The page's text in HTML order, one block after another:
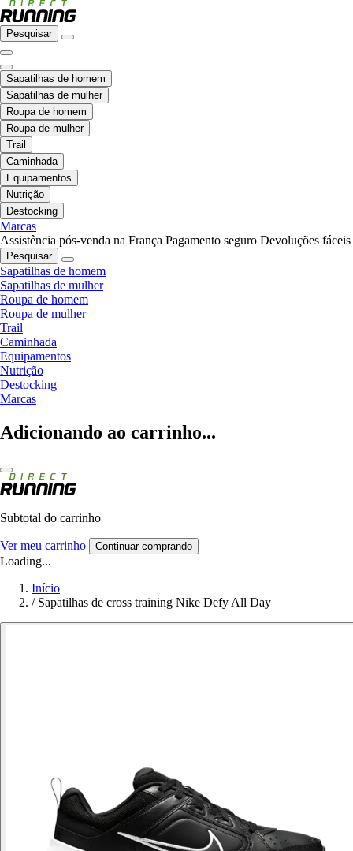
Pesquisar
Sapatilhas de homem
Sapatilhas de mulher
Roupa de homem
Roupa de mulher
Trail
Caminhada
Equipamentos
Nutrição
Destocking
Marcas
Assistência pós-venda na França Pagamento seguro Devoluções fáceis
Pesquisar
Sapatilhas de homem
Sapatilhas de mulher
Roupa de homem
Roupa de mulher
Trail
Caminhada
Equipamentos
Nutrição
Destocking
Marcas
Adicionando ao carrinho...
Subtotal do carrinho
Ver meu carrinho Continuar comprando
Loading...
Início
/ Sapatilhas de cross training Nike Defy All Day